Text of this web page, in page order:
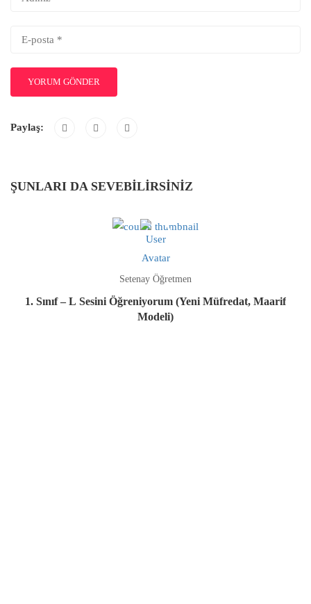
Paylaş:
ŞUNLARI DA SEVEBILIRSINIZ
Setenay Öğretmen
1. Sınıf – L Sesini Öğreniyorum (Yeni Müfredat, Maarif
Modeli)